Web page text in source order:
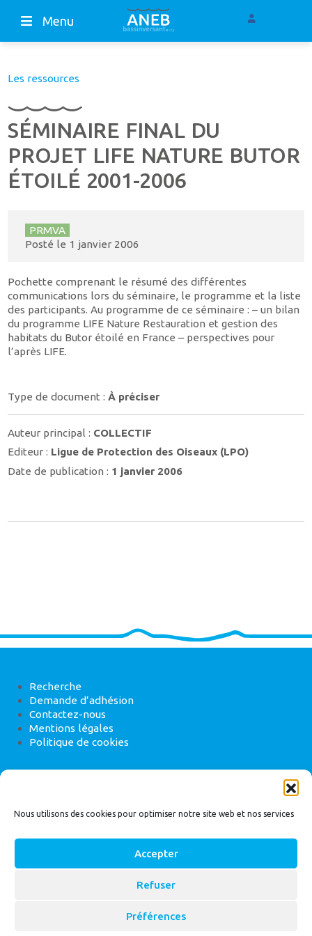
Nous utilisons des cookies pour optimiser notre site web et nos services
Accepter
Refuser
Préférences
Menu
Les ressources
SÉMINAIRE FINAL DU
PROJET LIFE NATURE BUTOR
ÉTOILÉ 2001-2006
PRMVA
Posté le 1 janvier 2006
Pochette comprenant le résumé des différentes
communications lors du séminaire, le programme et la liste
des participants. Au programme de ce séminaire : – un bilan
du programme LIFE Nature Restauration et gestion des
habitats du Butor étoilé en France – perspectives pour
l’après LIFE.
Type de document :À préciser
Auteur principal : COLLECTIF
Editeur : Ligue de Protection des Oiseaux (LPO)
Date de publication : 1 janvier 2006
Recherche
Demande d’adhésion
Contactez-nous
Mentions légales
Politique de cookies